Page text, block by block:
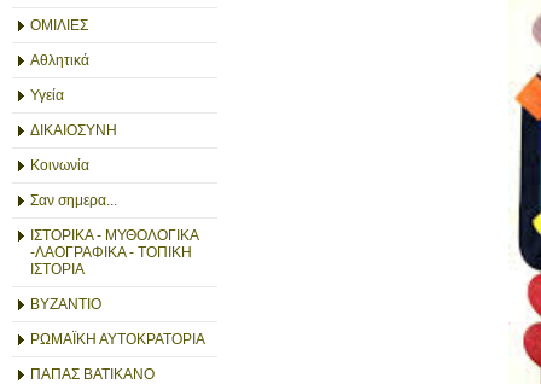
ΟΜΙΛΙΕΣ
Αθλητικά
Υγεία
ΔΙΚΑΙΟΣΥΝΗ
Κοινωνία
Σαν σημερα...
ΙΣΤΟΡΙΚΑ - ΜΥΘΟΛΟΓΙΚΑ
-ΛΑΟΓΡΑΦΙΚΑ - ΤΟΠΙΚΗ
ΙΣΤΟΡΙΑ
ΒΥΖΑΝΤΙΟ
ΡΩΜΑΪΚΗ ΑΥΤΟΚΡΑΤΟΡΙΑ
ΠΑΠΑΣ ΒΑΤΙΚΑΝΟ